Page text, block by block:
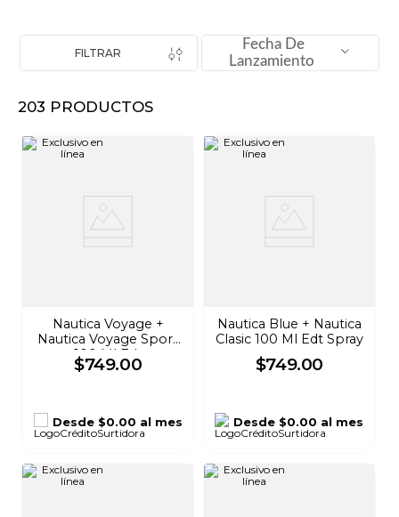
colchones
8.
audifonos
9.
mochila
FILTRAR
Fecha De
Lanzamiento
203 PRODUCTOS
Nautica Voyage +
Nautica Voyage Sport
100 Ml Edt
$749.00
Desde$0.00 al mes
Nautica Blue + Nautica
Clasic 100 Ml Edt Spray
$749.00
Desde $0.00 al mes